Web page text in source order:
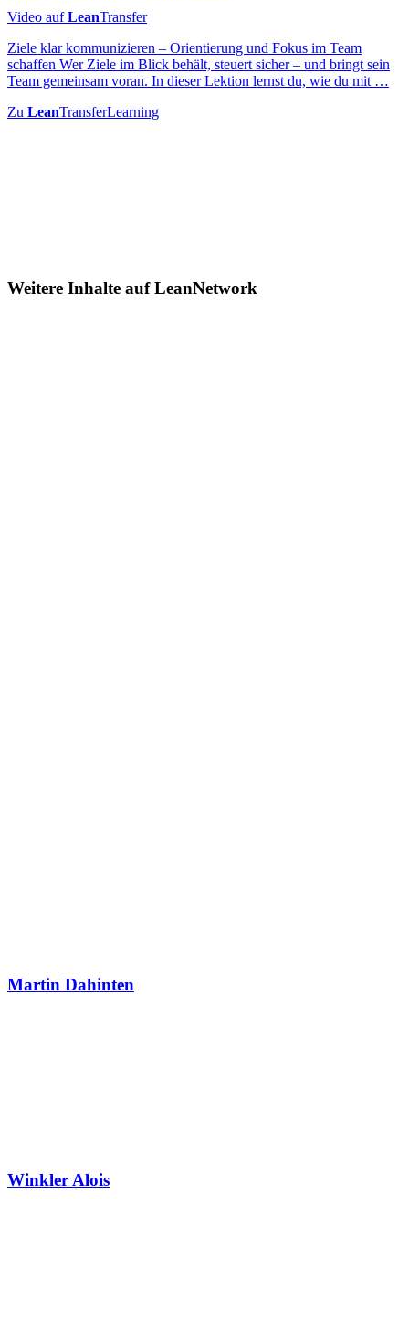
Video aufLeanTransfer
Ziele klar kommunizieren – Orientierung und Fokus im Team
schaffen Wer Ziele im Blick behält, steuert sicher – und bringt sein
Team gemeinsam voran. In dieser Lektion lernst du, wie du mit …
Zu LeanTransferLearning
Weitere Inhalte aufLeanNetwork
Martin Dahinten
Winkler Alois